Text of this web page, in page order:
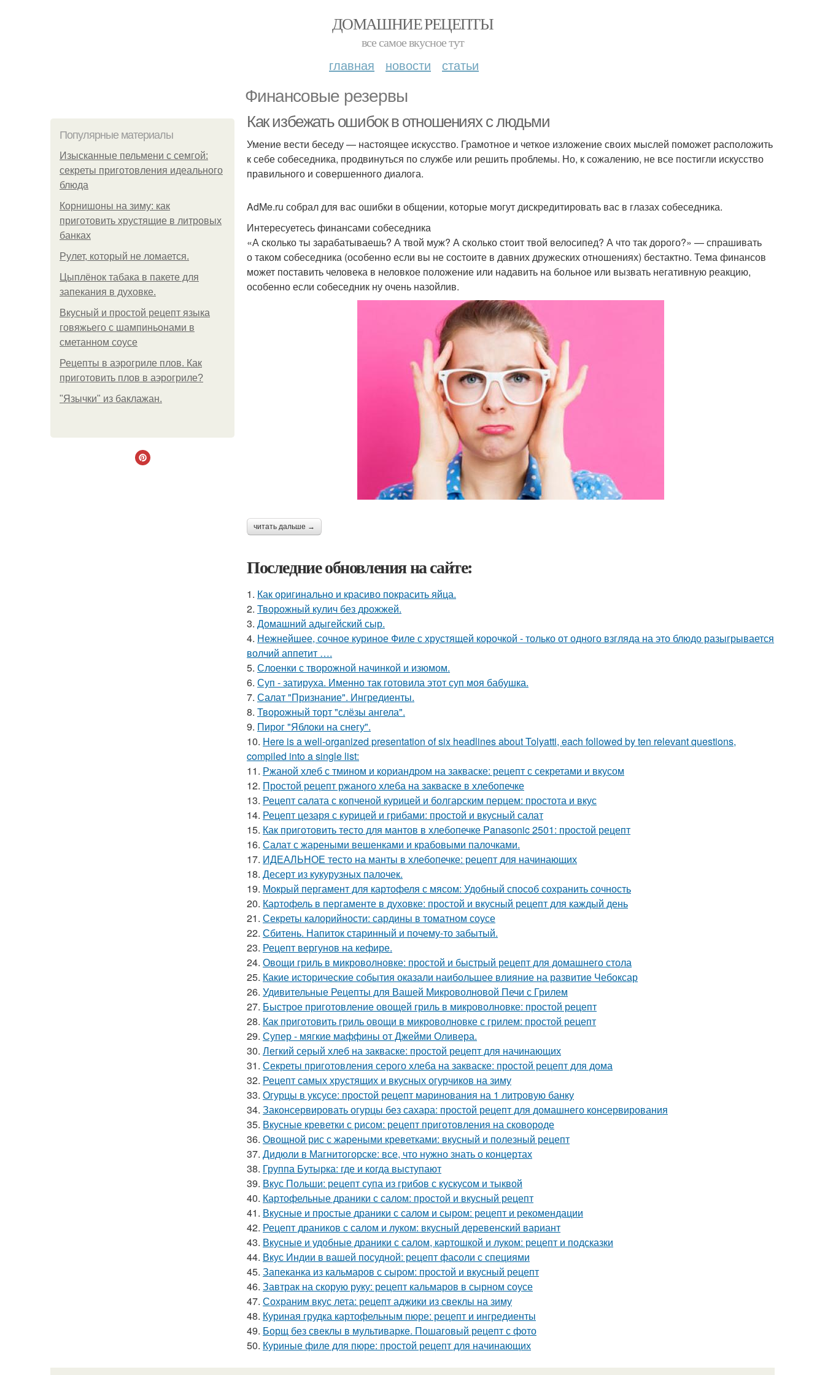
ДОМАШНИЕ РЕЦЕПТЫ
все самое вкусное тут
главная новости статьи
Финансовые резервы
Популярные материалы
Изысканные пельмени с семгой:
секреты приготовления идеального
блюда
Корнишоны на зиму: как
приготовить хрустящие в литровых
банках
Рулет, который не ломается.
Цыплёнок табака в пакете для
запекания в духовке.
Вкусный и простой рецепт языка
говяжьего с шампиньонами в
сметанном соусе
Рецепты в аэрогриле плов. Как
приготовить плов в аэрогриле?
"Язычки" из баклажан.
Как избежать ошибок в отношениях с людьми
Умение вести беседу — настоящее искусство. Грамотное и четкое изложение своих мыслей поможет расположить
к себе собеседника, продвинуться по службе или решить проблемы. Но, к сожалению, не все постигли искусство
правильного и совершенного диалога.
AdMe.ru собрал для вас ошибки в общении, которые могут дискредитировать вас в глазах собеседника.
Интересуетесь финансами собеседника
«А сколько ты зарабатываешь? А твой муж? А сколько стоит твой велосипед? А что так дорого?» — спрашивать
о таком собеседника (особенно если вы не состоите в давних дружеских отношениях) бестактно. Тема финансов
может поставить человека в неловкое положение или надавить на больное или вызвать негативную реакцию,
особенно если собеседник ну очень назойлив.
читать дальше →
Последние обновления на сайте:
1. Как оригинально и красиво покрасить яйца.
2. Творожный кулич без дрожжей.
3. Домашний адыгейский сыр.
4. Нежнейшее, сочное куриное Филе с хрустящей корочкой - только от одного взгляда на это блюдо разыгрывается
волчий аппетит ….
5. Слоенки с творожной начинкой и изюмом.
6. Суп - затируха. Именно так готовила этот суп моя бабушка.
7. Салат "Признание". Ингредиенты.
8. Творожный торт "слёзы ангела".
9. Пирог "Яблоки на снегу".
10. Here is a well-organized presentation of six headlines about Tolyatti, each followed by ten relevant questions,
compiled into a single list:
11. Ржаной хлеб с тмином и кориандром на закваске: рецепт с секретами и вкусом
12. Простой рецепт ржаного хлеба на закваске в хлебопечке
13. Рецепт салата с копченой курицей и болгарским перцем: простота и вкус
14. Рецепт цезаря с курицей и грибами: простой и вкусный салат
15. Как приготовить тесто для мантов в хлебопечке Panasonic 2501: простой рецепт
16. Салат с жареными вешенками и крабовыми палочками.
17. ИДЕАЛЬНОЕ тесто на манты в хлебопечке: рецепт для начинающих
18. Десерт из кукурузных палочек.
19. Мокрый пергамент для картофеля с мясом: Удобный способ сохранить сочность
20. Картофель в пергаменте в духовке: простой и вкусный рецепт для каждый день
21. Секреты калорийности: сардины в томатном соусе
22. Сбитень. Напиток старинный и почему-то забытый.
23. Рецепт вергунов на кефире.
24. Овощи гриль в микроволновке: простой и быстрый рецепт для домашнего стола
25. Какие исторические события оказали наибольшее влияние на развитие Чебоксар
26. Удивительные Рецепты для Вашей Микроволновой Печи с Грилем
27. Быстрое приготовление овощей гриль в микроволновке: простой рецепт
28. Как приготовить гриль овощи в микроволновке с грилем: простой рецепт
29. Супер - мягкие маффины от Джейми Оливера.
30. Легкий серый хлеб на закваске: простой рецепт для начинающих
31. Секреты приготовления серого хлеба на закваске: простой рецепт для дома
32. Рецепт самых хрустящих и вкусных огурчиков на зиму
33. Огурцы в уксусе: простой рецепт маринования на 1 литровую банку
34. Законсервировать огурцы без сахара: простой рецепт для домашнего консервирования
35. Вкусные креветки с рисом: рецепт приготовления на сковороде
36. Овощной рис с жареными креветками: вкусный и полезный рецепт
37. Дидюли в Магнитогорске: все, что нужно знать о концертах
38. Группа Бутырка: где и когда выступают
39. Вкус Польши: рецепт супа из грибов с кускусом и тыквой
40. Картофельные драники с салом: простой и вкусный рецепт
41. Вкусные и простые драники с салом и сыром: рецепт и рекомендации
42. Рецепт драников с салом и луком: вкусный деревенский вариант
43. Вкусные и удобные драники с салом, картошкой и луком: рецепт и подсказки
44. Вкус Индии в вашей посудной: рецепт фасоли с специями
45. Запеканка из кальмаров с сыром: простой и вкусный рецепт
46. Завтрак на скорую руку: рецепт кальмаров в сырном соусе
47. Сохраним вкус лета: рецепт аджики из свеклы на зиму
48. Куриная грудка картофельным пюре: рецепт и ингредиенты
49. Борщ без свеклы в мультиварке. Пошаговый рецепт с фото
50. Куриные филе для пюре: простой рецепт для начинающих